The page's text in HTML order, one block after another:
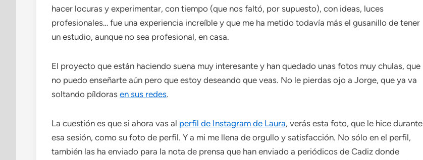
hacer locuras y experimentar, con tiempo (que nos faltó, por supuesto), con ideas, luces
profesionales… fue una experiencia increíble y que me ha metido todavía más el gusanillo de tener
un estudio, aunque no sea profesional, en casa.
El proyecto que están haciendo suena muy interesante y han quedado unas fotos muy chulas, que
no puedo enseñarte aún pero que estoy deseando que veas. No le pierdas ojo a Jorge, que ya va
soltando píldoras en sus redes.
La cuestión es que si ahora vas al perfil de Instagram de Laura, verás esta foto, que le hice durante
esa sesión, como su foto de perfil. Y a mi me llena de orgullo y satisfacción. No sólo en el perfil,
también las ha enviado para la nota de prensa que han enviado a periódicos de Cadiz donde